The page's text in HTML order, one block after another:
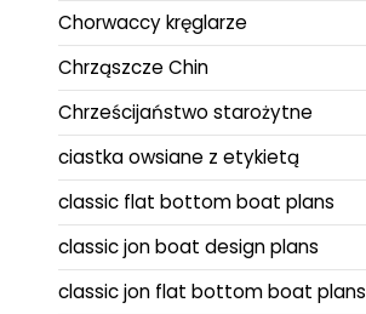
Chorwaccy kręglarze
Chrząszcze Chin
Chrześcijaństwo starożytne
ciastka owsiane z etykietą
classic flat bottom boat plans
classic jon boat design plans
classic jon flat bottom boat plans